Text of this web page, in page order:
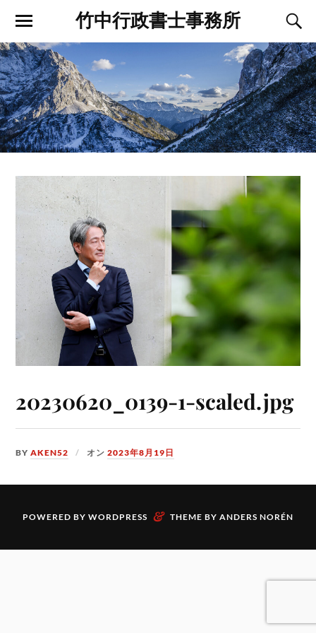
竹中行政書士事務所
20230620_0139-1-scaled.jpg
BYAKEN52 オン2023年8月19日
POWERED BY WORDPRESS & THEME BY ANDERS NORÉN